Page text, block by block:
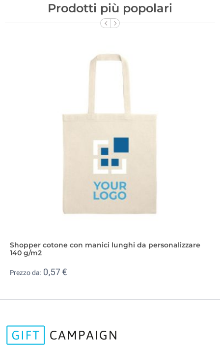
Prodotti più popolari
Shopper cotone con manici lunghi da personalizzare
140 g/m2
Prezzo da: 0,57 €